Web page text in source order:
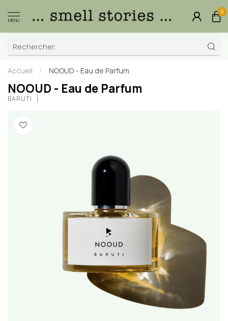
MENU
0
Accueil / NOOUD - Eau de Parfum
NOOUD - Eau de Parfum
BARUTI